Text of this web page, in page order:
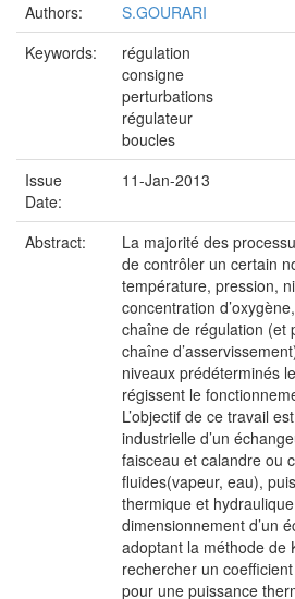
Authors:
S.GOURARI
Keywords:
régulation
consigne
perturbations
régulateur
boucles
Issue
Date:
11-Jan-2013
Abstract:
La majorité des
de contrôler un certain
température, pression,
concentration
chaîne de régulation (et
chaîne
niveaux prédéterminés
régissent le
L’objectif de ce travail
industrielle d’un
faisceau et calandre ou
fluides(vapeur, eau),
thermique et
dimensionnement d’un
adoptant la méthode de
rechercher un
pour une puissance